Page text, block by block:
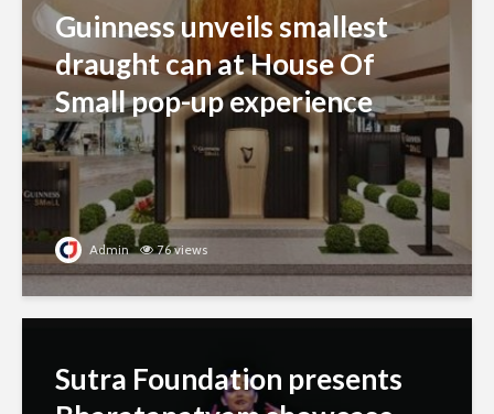
Guinness unveils smallest
draught can at House Of
Small pop-up experience
Admin 76 views
Sutra Foundation presents